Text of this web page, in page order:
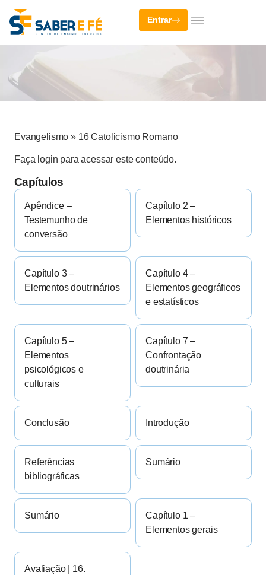
Entrar
Evangelismo » 16 Catolicismo Romano
Faça login para acessar este conteúdo.
Capítulos
Apêndice –
Testemunho de
conversão
Capítulo 2 –
Elementos históricos
Capítulo 3 –
Elementos doutrinários
Capítulo 4 –
Elementos geográficos
e estatísticos
Capítulo 5 –
Elementos
psicológicos e
culturais
Capítulo 7 –
Confrontação
doutrinária
Conclusão Introdução
Referências
bibliográficas
Sumário
Sumário
Capítulo 1 –
Elementos gerais
Avaliação | 16.